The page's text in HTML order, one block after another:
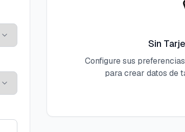
Sin
Configure sus
para crear datos de